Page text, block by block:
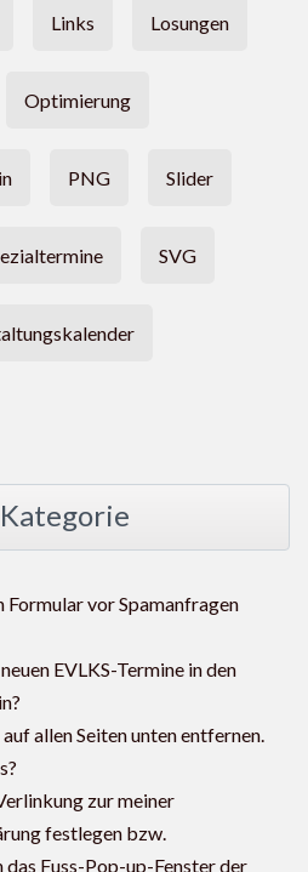
Links Losungen
Optimierung
PNG Slider
SVG
Formular vor Spamanfragen
EVLKS-Termine in den
allen Seiten unten entfernen.
zur meiner
festlegen bzw.
das Fuss-Pop-up-Fenster der